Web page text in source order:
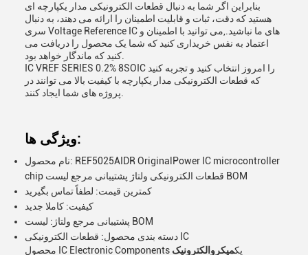
بنابراین اگر شما به دنبال قطعات الکترونیکی مدار یکپارچه ای
هستید که دقت، ثبات و قابلیت اطمینان را ارائه می دهند، به دنبال
سری Voltage Reference IC های ما نباشید.,می توانید با اطمینان و
اعتماد به نفس خریداری کنید که شما یک محصول را دریافت می
IC VREF SERIES 0.2% 8SOIC را امروز انتخاب کنید و تجربه کنید
که قطعات الکترونیکی مدار یکپارچه با کیفیت بالا می توانند در
ویژگی ها:
نام محصول: REF5025AIDR OriginalPower IC microcontroller
chip قطعات الکترونیکی ولتاژ پشتیبانی مرجع لیست BOM
کمترین قیمت: لطفاً تماس بگیرید
کیفیت: کاملا جدید
پشتیبانی مرجع ولتاژ: لیست BOM
دسته بندی محصول: قطعات الکترونیکی IC
محصول IC Electronic Components یکمیکروالکترونیک